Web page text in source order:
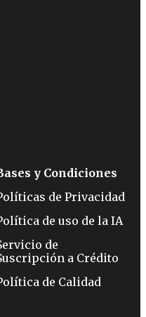
y Condiciones
de Privacidad
de uso de la IA
de
a Crédito
de Calidad